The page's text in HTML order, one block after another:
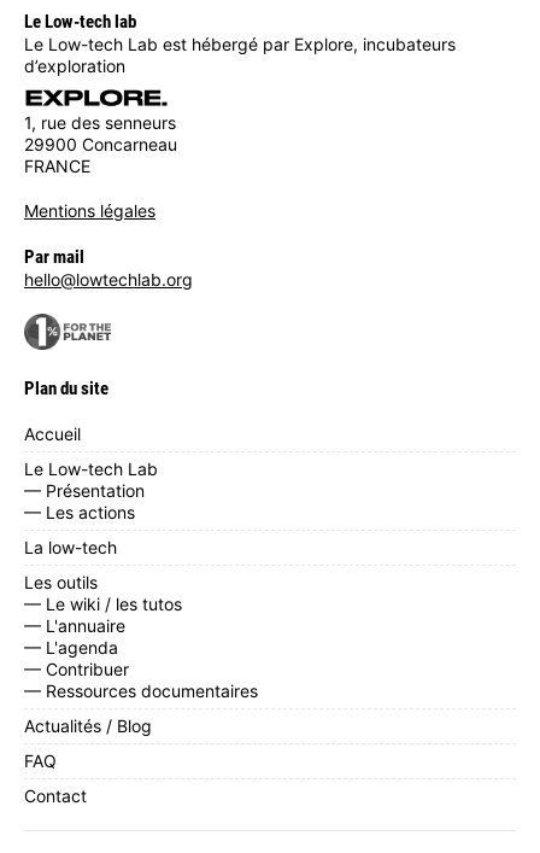
Le Low-tech lab
Le Low-tech Lab est hébergé par Explore, incubateurs
d’exploration
1, rue des senneurs
29900 Concarneau
FRANCE
Mentions légales
Par mail
hello@lowtechlab.org
Plan du site
Accueil
Le Low-tech Lab
— Présentation
— Les actions
La low-tech
Les outils
— Le wiki / les tutos
— L'annuaire
— L'agenda
— Contribuer
— Ressources documentaires
Actualités / Blog
FAQ
Contact